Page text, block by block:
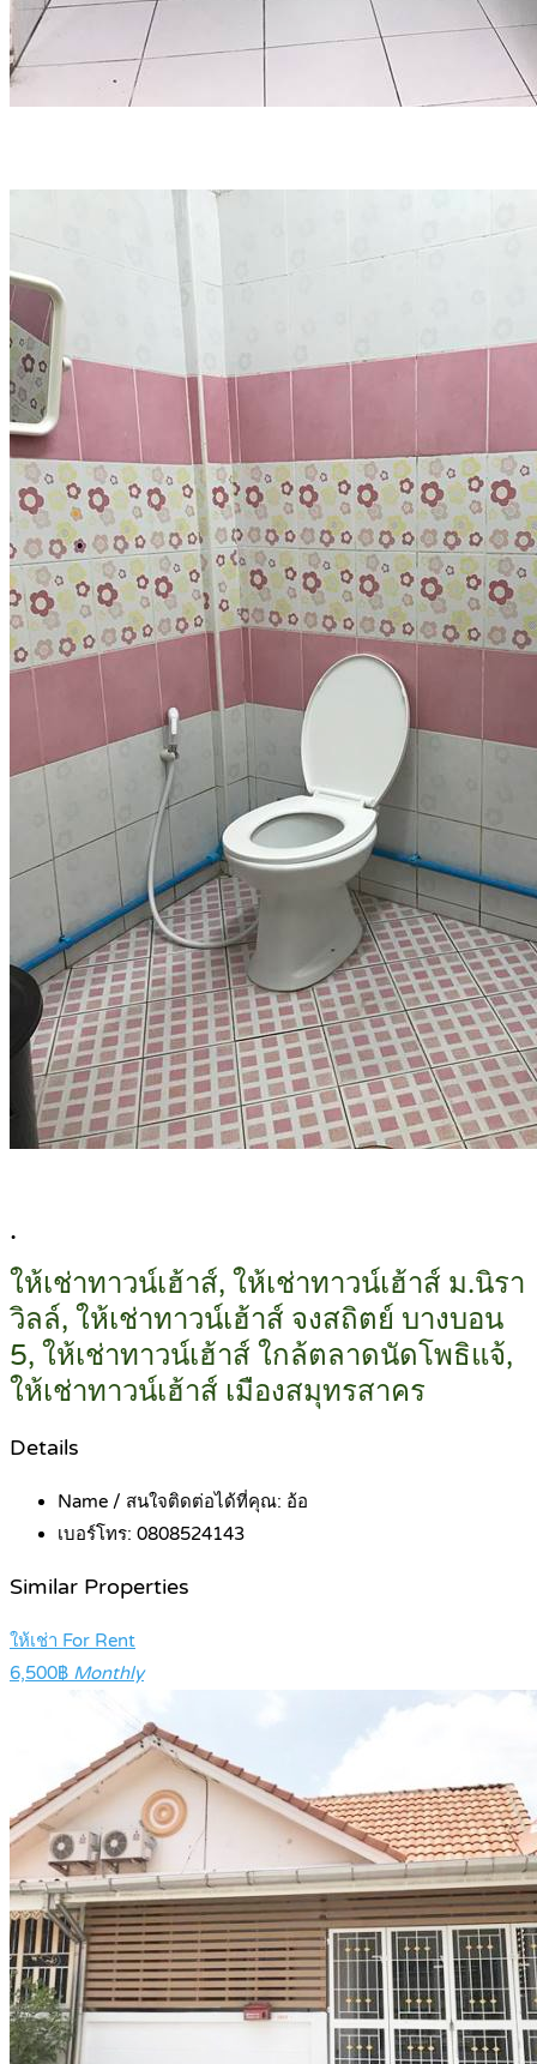
.
ให้เช่าทาวน์เฮ้าส์, ให้เช่าทาวน์เฮ้าส์ ม.นิรา
วิลล์, ให้เช่าทาวน์เฮ้าส์ จงสถิตย์ บางบอน
5, ให้เช่าทาวน์เฮ้าส์ ใกล้ตลาดนัดโพธิแจ้,
ให้เช่าทาวน์เฮ้าส์ เมืองสมุทรสาคร
Details
Name / สนใจติดต่อได้ที่คุณ: อ้อ
เบอร์โทร: 0808524143
Similar Properties
ให้เช่า For Rent
6,500฿ Monthly